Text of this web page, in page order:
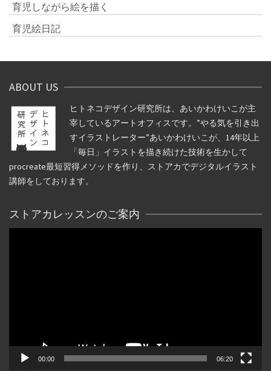
育児しながら絵を描く
育児絵日記
ABOUT US
ヒトネコデザイン研究所は、あいかわけいこが主
宰しているアートオフィスです。”やる気を引き出
すイラストレーター”あいかわけいこが、14年以上
「毎日」イラストを描き続けた技術を生かして
procreate最短習得メソッドを作り、ストアカでデジタルイラスト
講師をしております。
ストアカレッスンのご案内
00:00 06:20